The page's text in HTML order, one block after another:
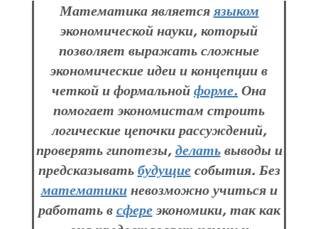
Математика являетсяязыком
экономической науки, который
позволяет выражать сложные
экономические идеи и концепции в
четкой и формальнойформе. Она
помогает экономистам строить
логические цепочки рассуждений,
проверять гипотезы,делатьвыводы и
предсказыватьбудущиесобытия. Без
математикиневозможно учиться и
работать всфереэкономики, так как